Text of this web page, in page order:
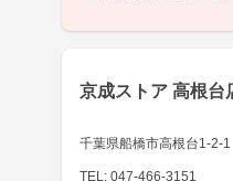
京成ストア 高根台
千葉県船橋市高根台1-2-1
TEL: 047-466-3151